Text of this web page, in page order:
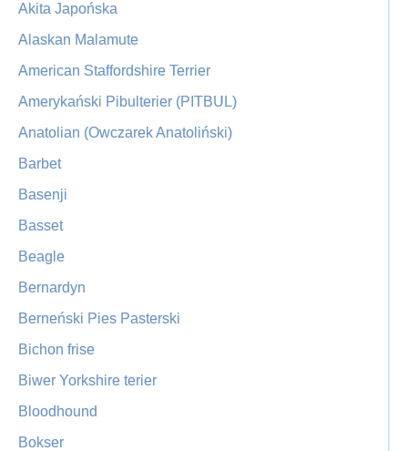
Akita Japońska
Alaskan Malamute
American Staffordshire Terrier
Amerykański Pibulterier (PITBUL)
Anatolian (Owczarek Anatoliński)
Barbet
Basenji
Basset
Beagle
Bernardyn
Berneński Pies Pasterski
Bichon frise
Biwer Yorkshire terier
Bloodhound
Bokser